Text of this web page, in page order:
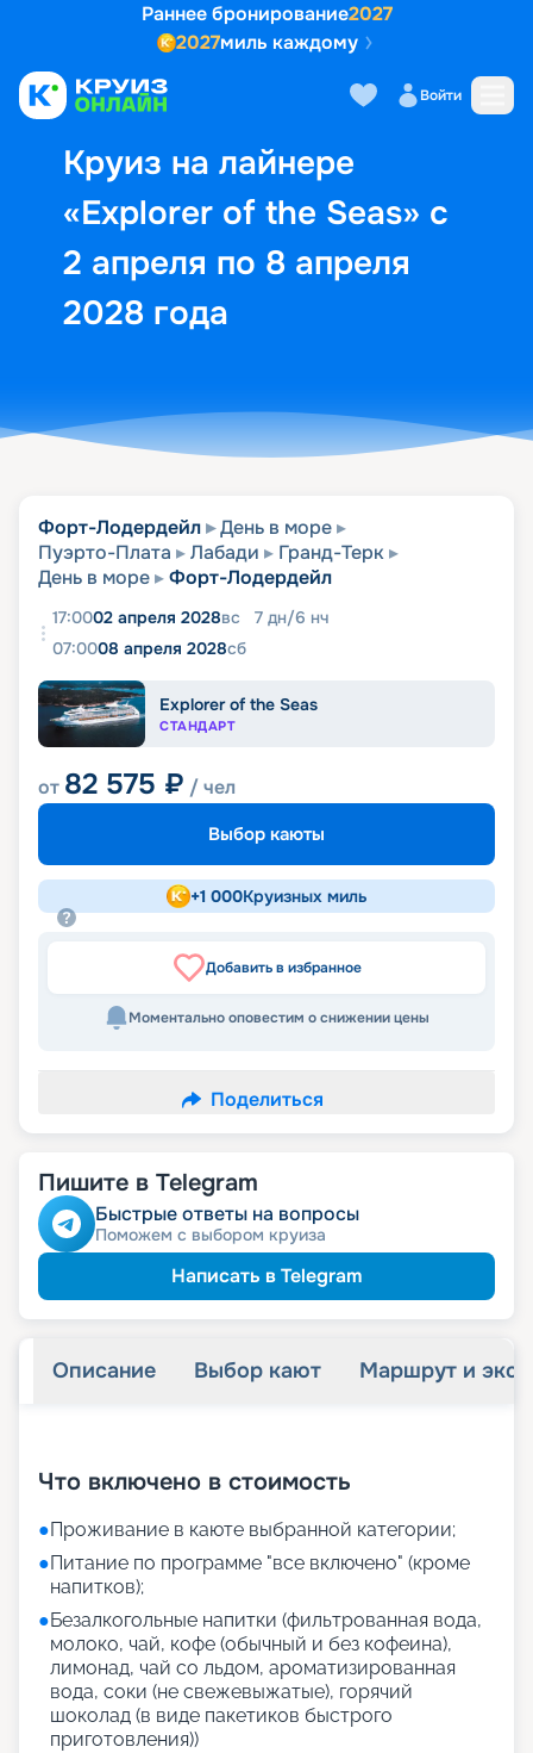
Раннее бронирование2027
2027миль каждому
Войти
Круиз на лайнере
«Explorer of the Seas» с
2 апреля по 8 апреля
2028 года
Выбор кают Маршрут и
Форт-Лодердейл
День в море
Пуэрто-Плата
Лабади
Гранд-Терк
День в море
Форт-Лодердейл
17:0002 апреля 2028вс 7 дн/6 нч
07:0008 апреля 2028сб
Explorer of the Seas
СТАНДАРТ
от 82 575 ₽ / чел
Выбор каюты
+1 000Круизных миль
Добавить в избранное
Моментально оповестим о снижении цены
Поделиться
Пишите в Telegram
Быстрые ответы на вопросы
Поможем с выбором круиза
Написать в Telegram
Описание Выбор кают Маршрут и
Что включено в стоимость
●Проживание в каюте выбранной категории;
●Питание по программе "все включено" (кроме
напитков);
●Безалкогольные напитки (фильтрованная вода,
молоко, чай, кофе (обычный и без кофеина),
лимонад, чай со льдом, ароматизированная
вода, соки (не свежевыжатые), горячий
шоколад (в виде пакетиков быстрого
приготовления))